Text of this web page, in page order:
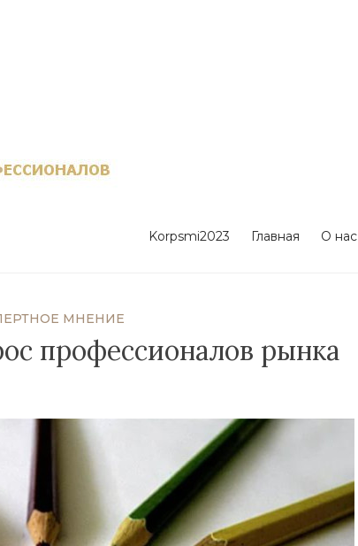
Korpsmi2023 Главная О нас
МНЕНИЕ
профессионалов рынка